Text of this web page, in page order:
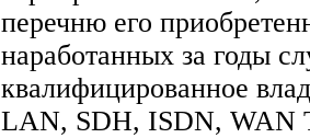
перечню его
наработанных за годы
квалифицированное
LAN, SDH, ISDN, WAN